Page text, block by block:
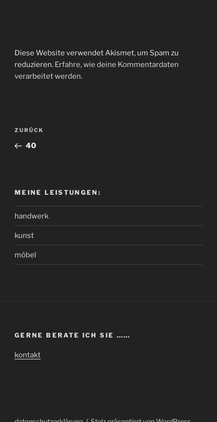
Diese Website verwendet Akismet, um Spam zu
reduzieren. Erfahre, wie deine Kommentardaten
verarbeitet werden.
Beitragsnavigation
Vorheriger
Beitrag
ZURÜCK
40
MEINE LEISTUNGEN:
handwerk
kunst
möbel
GERNE BERATE ICH SIE ……
kontakt